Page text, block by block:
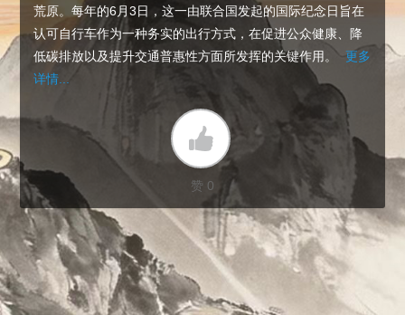
荒原。每年的6月3日，这一由联合国发起的国际纪念日旨在
认可自行车作为一种务实的出行方式，在促进公众健康、降
低碳排放以及提升交通普惠性方面所发挥的关键作用。
更多
详情...
赞 0